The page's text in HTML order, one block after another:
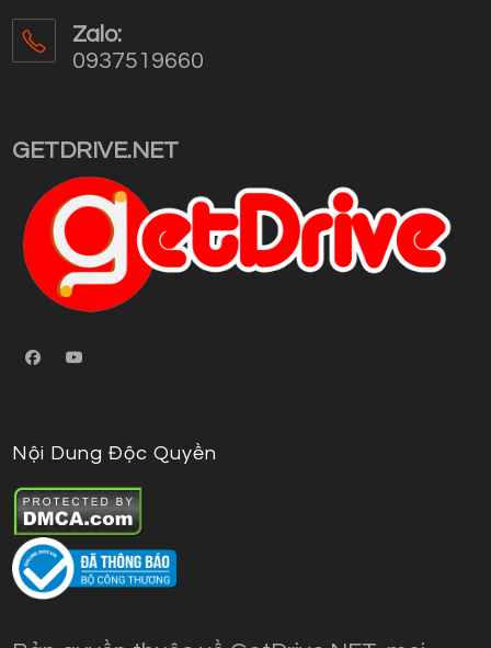
in
your
Zalo:
0937519660
application
GETDRIVE.NET
Nội Dung Độc Quyền